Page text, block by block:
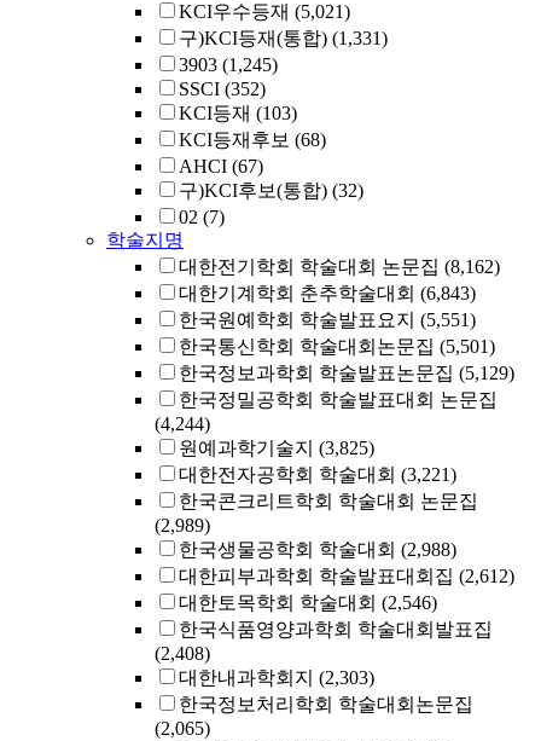
KCI우수등재 (5,021)
구)KCI등재(통합) (1,331)
3903 (1,245)
SSCI (352)
KCI등재 (103)
KCI등재후보 (68)
AHCI (67)
구)KCI후보(통합) (32)
02 (7)
학술지명
대한전기학회 학술대회 논문집 (8,162)
대한기계학회 춘추학술대회 (6,843)
한국원예학회 학술발표요지 (5,551)
한국통신학회 학술대회논문집 (5,501)
한국정보과학회 학술발표논문집 (5,129)
한국정밀공학회 학술발표대회 논문집
(4,244)
원예과학기술지 (3,825)
대한전자공학회 학술대회 (3,221)
한국콘크리트학회 학술대회 논문집
(2,989)
한국생물공학회 학술대회 (2,988)
대한피부과학회 학술발표대회집 (2,612)
대한토목학회 학술대회 (2,546)
한국식품영양과학회 학술대회발표집
(2,408)
대한내과학회지 (2,303)
한국정보처리학회 학술대회논문집
(2,065)